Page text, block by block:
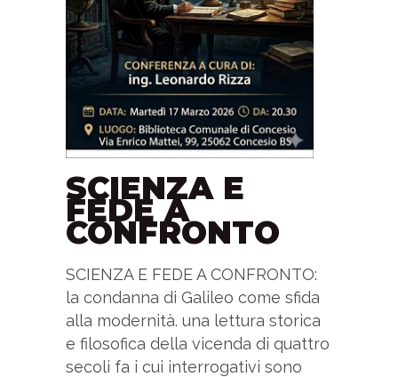
SCIENZA E
FEDE A
CONFRONTO
SCIENZA E FEDE A CONFRONTO:
la condanna di Galileo come sfida
alla modernità. una lettura storica
e filosofica della vicenda di quattro
secoli fa i cui interrogativi sono